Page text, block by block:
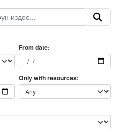
From date
Only with resources